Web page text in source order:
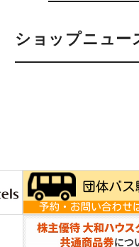
ショップニュー